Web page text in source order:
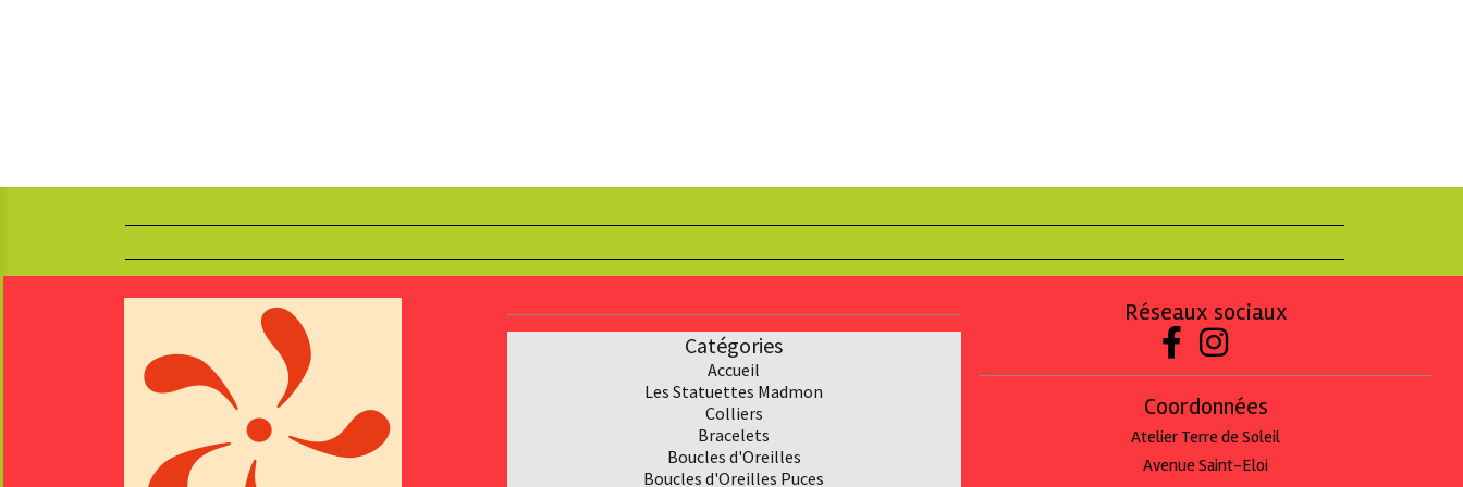
Catégories
Accueil
Les Statuettes Madmon
Colliers
Bracelets
Boucles d'Oreilles
Boucles d'Oreilles Puces
Réseaux sociaux
 
Coordonnées
Atelier Terre de Soleil
Avenue Saint-Eloi